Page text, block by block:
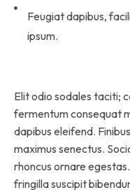
Feugiat dapibus,
ipsum.
Elit odio sodales taciti;
fermentum consequat
dapibus eleifend.
maximus senectus.
rhoncus ornare
fringilla suscipit